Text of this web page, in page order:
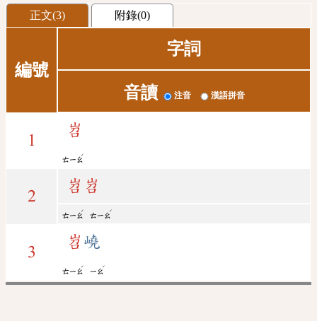
正文(3) 附錄(0)
編號
字詞
音讀 注音 漢語拼音
1
岧
ㄊㄧㄠ
ˊ
2
岧 岧
ㄊㄧㄠ
ˊ
ㄊㄧㄠ
ˊ
3
岧 嶢
ㄊㄧㄠ
ˊ
ㄧㄠ
ˊ